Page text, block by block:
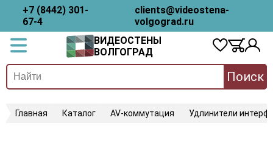
+7 (8442) 301-
67-4
clients@videostena-
volgograd.ru
ВИДЕОСТЕНЫ
ВОЛГОГРАД
Поиск
Главная Каталог AV-коммутация Удлинители